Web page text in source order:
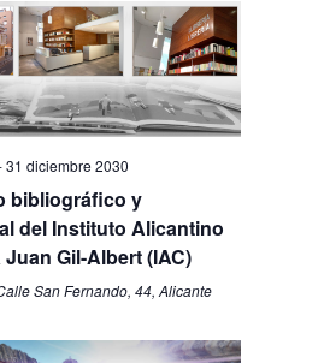
31 diciembre 2030
bibliográfico y
del Instituto Alicantino
Gil-Albert (IAC)
San Fernando, 44, Alicante